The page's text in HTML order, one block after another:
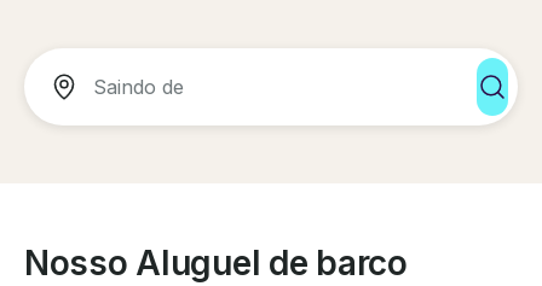
Nosso Aluguel de barco